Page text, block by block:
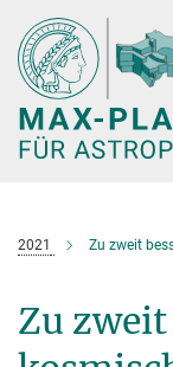
Hauptinhalt
2021 Zu zweit
Zu